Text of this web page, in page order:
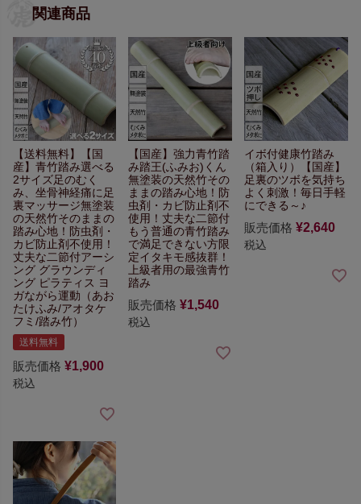
関連商品
【送料無料】【国
産】青竹踏み選べる
2サイズ足のむく
み、坐骨神経痛に足
裏マッサージ無塗装
の天然竹そのままの
踏み心地！ 防虫剤・
カビ防止剤不使用！
丈夫な二節付アーシ
ング グラウンディ
ング ピラティス ヨ
ガながら運動 （あお
たけふみ/アオタケ
フミ/踏み竹）
送料無料
販売価格 ¥1,900
税込
【国産】強力青竹踏
み踏王(ふみお)くん
無塗装の天然竹その
ままの踏み心地！ 防
虫剤・カビ防止剤不
使用！丈夫な二節付
もう普通の青竹踏み
で満足できない方限
定イタキモ感抜群！
上級者用の最強青竹
踏み
販売価格 ¥1,540
税込
イボ付健康竹踏み
（箱入り）
【国産】
足裏のツボを気持ち
よく刺激！毎日手軽
にできる～♪
販売価格 ¥2,640
税込